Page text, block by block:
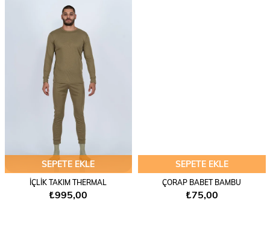
SEPETE EKLE
İÇLİK TAKIM THERMAL
₺995,00
SEPETE EKLE
ÇORAP BABET BAMBU
₺75,00